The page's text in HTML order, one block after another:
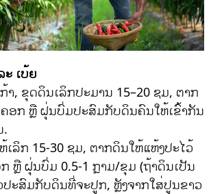
ເບ້ຍ
, ຂຸດດິນເລິກປະມານ 15–20 ຊມ, ຕາກ
ອກ ຫຼື ຝຸ່ນບົ່ມປະສົມກັບດິນຄົນໃຫ້ເຂົ້າກັນ
.
ລິກ 15-30 ຊມ, ຕາກດິນໃຫ້ແຫ້ງປະໄວ້
ຫຼື ຝຸ່ນບົ່ມ 0.5-1 ກຼາມ/ຂຸມ (ຖ້າດິນເປັນ
ະສົມກັບດິນທີ່ຈະປູກ, ຫຼັງຈາກໃສ່ປູນຂາວ